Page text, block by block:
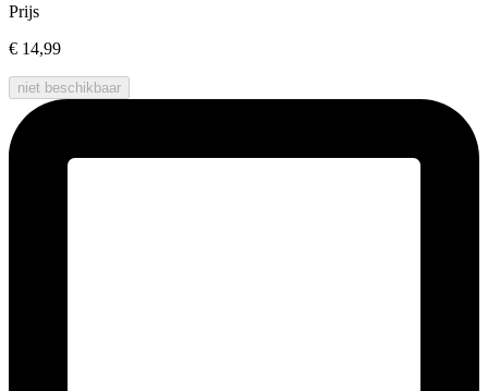
Prijs
€ 14,99
niet beschikbaar